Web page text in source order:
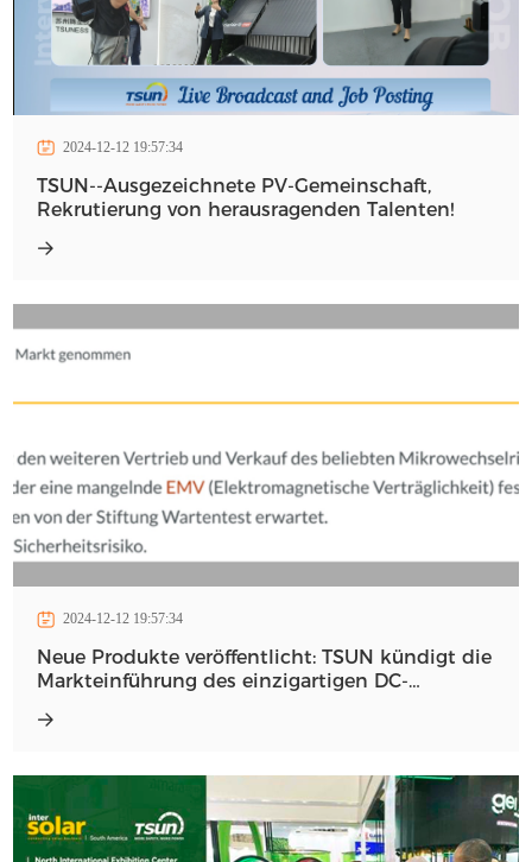
2024-12-12 19:57:34
TSUN--Ausgezeichnete PV-Gemeinschaft,
Rekrutierung von herausragenden Talenten!
2024-12-12 19:57:34
Neue Produkte veröffentlicht: TSUN kündigt die
Markteinführung des einzigartigen DC-